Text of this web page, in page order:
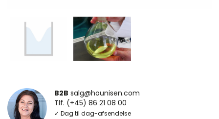
B2B salg@hounisen.com
Tlf. (+45) 86 21 08 00
✓ Dag til dag-afsendelse